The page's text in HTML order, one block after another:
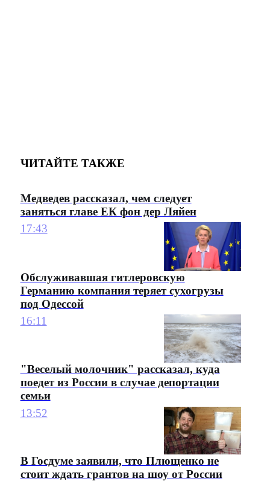
ЧИТАЙТЕ ТАКЖЕ
Медведев рассказал, чем следует
заняться главе ЕК фон дер Ляйен
17:43
Обслуживавшая гитлеровскую
Германию компания теряет сухогрузы
под Одессой
16:11
"Веселый молочник" рассказал, куда
поедет из России в случае депортации
семьи
13:52
В Госдуме заявили, что Плющенко не
стоит ждать грантов на шоу от России